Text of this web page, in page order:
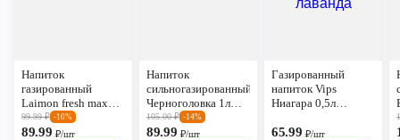
Напиток
газированный
Laimon fresh max
0,5л
99.99₽ -10%
89.99₽/шт
Напиток
сильногазированный
Черноголовка 1л
дюшес
105.00₽ -14%
89.99₽/шт
Газированный
напиток Vips
Ниагара 0,5л
65.99₽/шт